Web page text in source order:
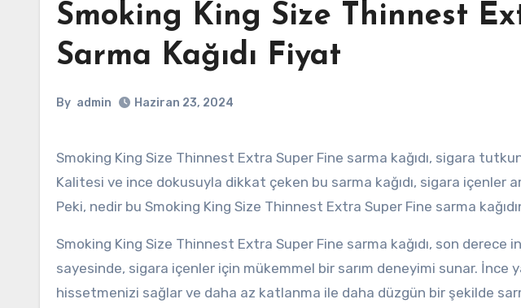
Smoking King Size Thinnest
Sarma Kağıdı Fiyat
By admin Haziran 23, 2024
Smoking King Size Thinnest Extra Super Fine sarma kağıdı, sigara tutkunları için özel bir seçenek sunuyor.
Kalitesi ve ince dokusuyla dikkat çeken bu sarma kağıdı, sigara içenler
Peki, nedir bu Smoking King Size Thinnest Extra Super Fine sarma
Smoking King Size Thinnest Extra Super Fine sarma kağıdı, son derece
sayesinde, sigara içenler için mükemmel bir sarım deneyimi sunar. İnce
hissetmenizi sağlar ve daha az katlanma ile daha düzgün bir şekilde